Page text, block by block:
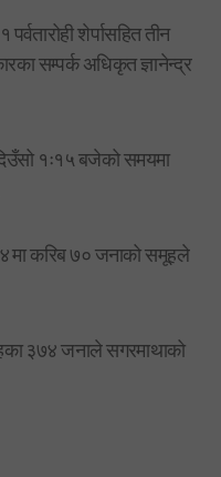
शेर्पासहित तीन
सम्पर्क अधिकृत ज्ञानेन्द्र
१ः१५ बजेको समयमा
मा करिब ७० जनाको समूहले
३७४ जनाले सगरमाथाको